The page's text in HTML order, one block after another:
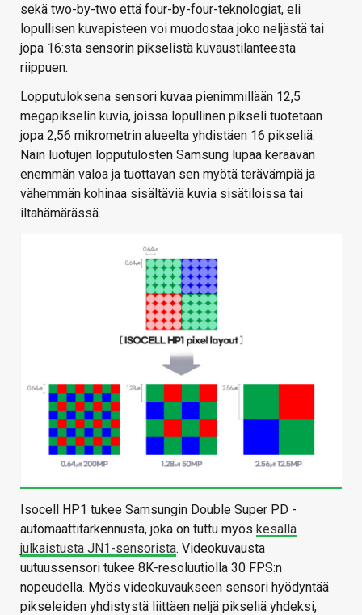
sekä two-by-two että four-by-four-teknologiat, eli
lopullisen kuvapisteen voi muodostaa joko neljästä tai
jopa 16:sta sensorin pikselistä kuvaustilanteesta
riippuen.
Lopputuloksena sensori kuvaa pienimmillään 12,5
megapikselin kuvia, joissa lopullinen pikseli tuotetaan
jopa 2,56 mikrometrin alueelta yhdistäen 16 pikseliä.
Näin luotujen lopputulosten Samsung lupaa keräävän
enemmän valoa ja tuottavan sen myötä terävämpiä ja
vähemmän kohinaa sisältäviä kuvia sisätiloissa tai
iltahämärässä.
Isocell HP1 tukee Samsungin Double Super PD -
automaattitarkennusta, joka on tuttu myös kesällä
julkaistusta JN1-sensorista. Videokuvausta
uutuussensori tukee 8K-resoluutiolla 30 FPS:n
nopeudella. Myös videokuvaukseen sensori hyödyntää
pikseleiden yhdistystä liittäen neljä pikseliä yhdeksi,